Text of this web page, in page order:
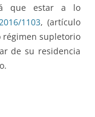
que estar a lo
1103, (artículo
régimen supletorio
de su residencia